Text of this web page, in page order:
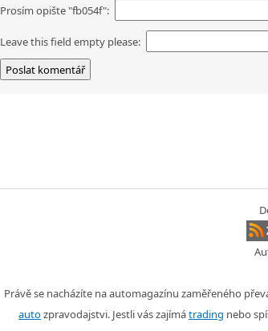
Prosím opište "fb054f":
Leave this field empty please:
Právě se nacházíte na automagazínu zaměřeného
autozpravodajstvi. Jestli vás zajímátrading nebo